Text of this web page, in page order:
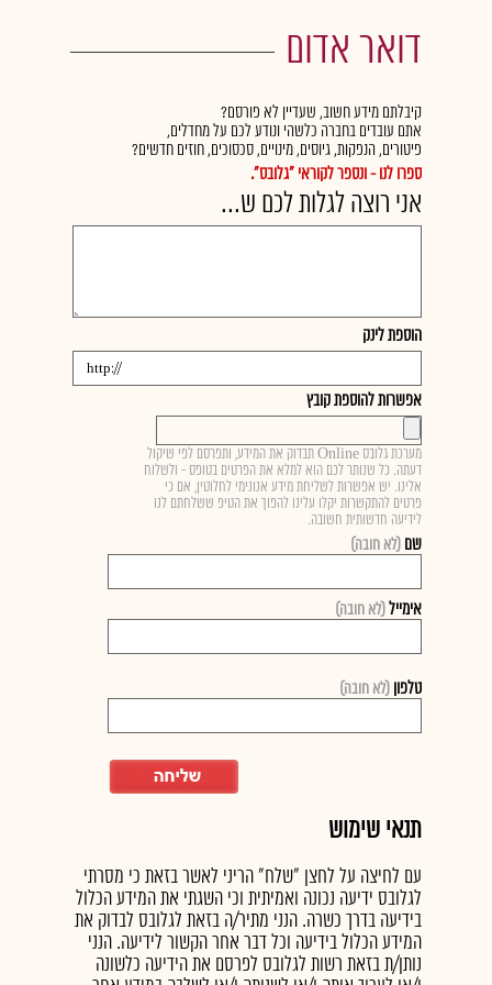
דואר אדום
קיבלתם מידע חשוב, שעדיין לא פורסם?
אתם עובדים בחברה כלשהי ונודע לכם על מחדלים,
פיטורים, הנפקות, גיוסים, מינויים, סכסוכים, חוזים חדשים?
ספרו לנו - ונספר לקוראי "גלובס".
אני רוצה לגלות לכם ש...
הוספת לינק
אפשרות להוספת קובץ
מערכת גלובס Online תבדוק את המידע, ותפרסם לפי שיקול
דעתה. כל שנותר לכם הוא למלא את הפרטים בטופס - ולשלוח
אלינו. יש אפשרות לשליחת מידע אנונימי לחלוטין, אם כי
פרטים להתקשרות יקלו עלינו להפוך את הטיפ ששלחתם לנו
לידיעה חדשותית חשובה.
שם (לא חובה)
אימייל(לא חובה)
טלפון (לא חובה)
תנאי שימוש
עם לחיצה על לחצן "שלח" הריני לאשר בזאת כי מסרתי
לגלובס ידיעה נכונה ואמיתית וכי השגתי את המידע הכלול
בידיעה בדרך כשרה. הנני מתיר/ה בזאת לגלובס לבדוק את
המידע הכלול בידיעה וכל דבר אחר הקשור לידיעה. הנני
נותן/ת בזאת רשות לגלובס לפרסם את הידיעה כלשונה